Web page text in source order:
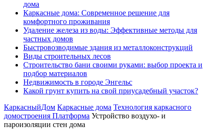
дома
Каркасные дома: Современное решение для
комфортного проживания
Удаление железа из воды: Эффективные методы для
частных домов
Быстровозводимые здания из металлоконструкций
Виды строительных лесов
Строительство бани своими руками: выбор проекта и
подбор материалов
Недвижимость в городе Энгельс
Какой грунт купить на свой приусадебный участок?
КаркасныйДом Каркасные дома Технология каркасного
домостроения Платформа Устройство воздухо- и
пароизоляции стен дома